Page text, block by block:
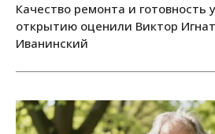
Качество ремонта и готовность
открытию оценили Виктор
Иванинский